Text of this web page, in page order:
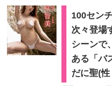
100セン
次々登場
シーンで
ある「バ
だに聖(